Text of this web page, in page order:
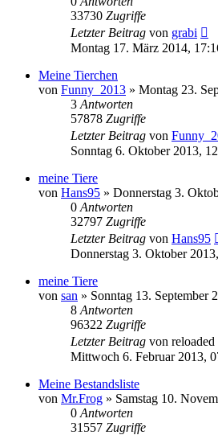
33730 Zugriffe
Letzter Beitrag von grabi
Montag 17. März 2014,
Meine Tierchen
von Funny_2013 » Montag 23.
3 Antworten
57878 Zugriffe
Letzter Beitrag von
Sonntag 6. Oktober 2013,
meine Tiere
von Hans95 » Donnerstag 3.
0 Antworten
32797 Zugriffe
Letzter Beitrag von Hans95
Donnerstag 3. Oktober
meine Tiere
von san » Sonntag 13. September
8 Antworten
96322 Zugriffe
Letzter Beitrag von reloaded
Mittwoch 6. Februar 2013,
Meine Bestandsliste
von Mr.Frog » Samstag 10.
0 Antworten
31557 Zugriffe